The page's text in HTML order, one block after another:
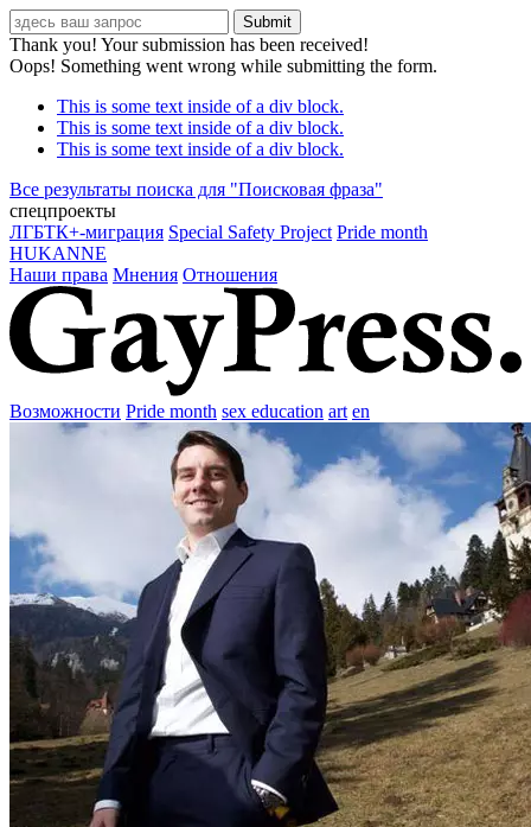
Thank you! Your submission has been received!
Oops! Something went wrong while submitting the form.
This is some text inside of a div block.
This is some text inside of a div block.
This is some text inside of a div block.
Все результаты поиска для "Поисковая фраза"
спецпроекты
ЛГБТК+-миграция Special Safety Project Pride month
HUKANNE
Наши права Мнения Отношения
Возможности Pride month sex education art en